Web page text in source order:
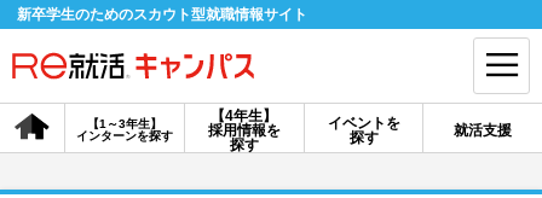
新卒学生のためのスカウト型就職情報サイト
【4年生】
採用情報を
探す
【1～3年生】
インターンを探す
イベントを
探す
就活支援
会員登録 ログイン